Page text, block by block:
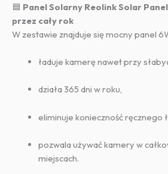
🟦 Panel Solarny Reolink Solar
przez cały rok
W zestawie znajduje się mocny panel
ładuje kamerę nawet przy
działa 365 dni w roku,
eliminuje konieczność ręcznego
pozwala używać kamery w
miejscach.